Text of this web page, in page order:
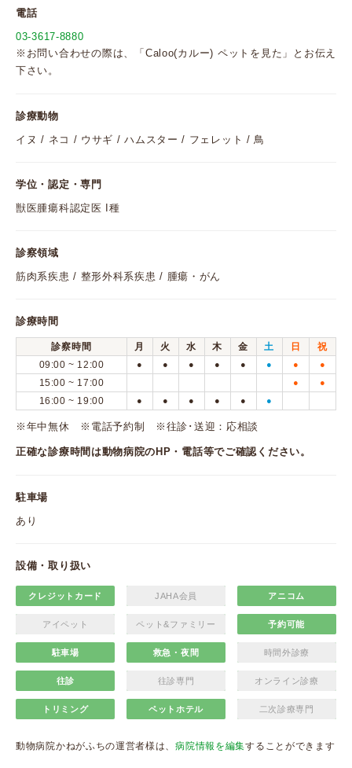
電話
03-3617-8880
※お問い合わせの際は、「Caloo(カルー) ペットを見た」とお伝え
下さい。
診療動物
イヌ / ネコ / ウサギ / ハムスター / フェレット / 鳥
学位・認定・専門
獣医腫瘍科認定医 I種
診察領域
筋肉系疾患 / 整形外科系疾患 / 腫瘍・がん
診療時間
診察時間 月 火 水 木 金 土 日
祝
09:00 ~ 12:00
● ● ● ● ● ● ● ●
15:00 ~ 17:00 ● ●
16:00 ~ 19:00 ● ● ● ● ● ●
※年中無休 ※電話予約制 ※往診･送迎：応相談
正確な診療時間は動物病院のHP・電話等でご確認ください。
駐車場
あり
設備・取り扱い
クレジットカード JAHA会員 アニコム
アイペット ペット&ファミリー 予約可能
駐車場 救急・夜間 時間外診療
往診 往診専門 オンライン診療
トリミング ペットホテル 二次診療専門
動物病院かねがふちの運営者様は、病院情報を編集することができます